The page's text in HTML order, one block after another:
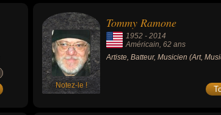
Notez-le !
Tommy Ramone
1952 -2014
Américain, 62 ans
Artiste, Batteur, Musicien (Art,